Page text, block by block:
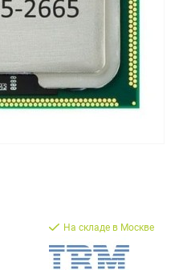
На складе в Москве